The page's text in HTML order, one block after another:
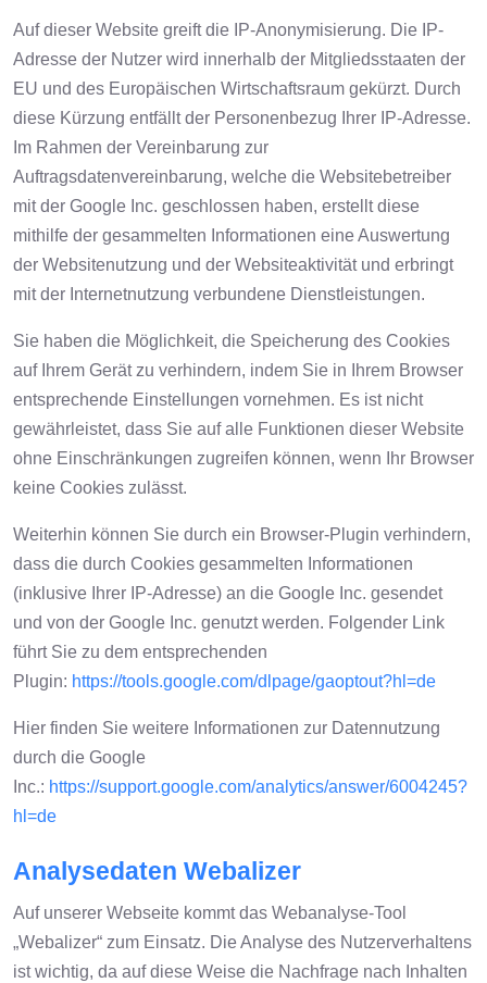
Auf dieser Website greift die IP-Anonymisierung. Die IP-
Adresse der Nutzer wird innerhalb der Mitgliedsstaaten der
EU und des Europäischen Wirtschaftsraum gekürzt. Durch
diese Kürzung entfällt der Personenbezug Ihrer IP-Adresse.
Im Rahmen der Vereinbarung zur
Auftragsdatenvereinbarung, welche die Websitebetreiber
mit der Google Inc. geschlossen haben, erstellt diese
mithilfe der gesammelten Informationen eine Auswertung
der Websitenutzung und der Websiteaktivität und erbringt
mit der Internetnutzung verbundene Dienstleistungen.
Sie haben die Möglichkeit, die Speicherung des Cookies
auf Ihrem Gerät zu verhindern, indem Sie in Ihrem Browser
entsprechende Einstellungen vornehmen. Es ist nicht
gewährleistet, dass Sie auf alle Funktionen dieser Website
ohne Einschränkungen zugreifen können, wenn Ihr Browser
keine Cookies zulässt.
Weiterhin können Sie durch ein Browser-Plugin verhindern,
dass die durch Cookies gesammelten Informationen
(inklusive Ihrer IP-Adresse) an die Google Inc. gesendet
und von der Google Inc. genutzt werden. Folgender Link
führt Sie zu dem entsprechenden
Plugin: https://tools.google.com/dlpage/gaoptout?hl=de
Hier finden Sie weitere Informationen zur Datennutzung
durch die Google
Inc.: https://support.google.com/analytics/answer/6004245?
hl=de
Analysedaten Webalizer
Auf unserer Webseite kommt das Webanalyse-Tool
„Webalizer“ zum Einsatz. Die Analyse des Nutzerverhaltens
ist wichtig, da auf diese Weise die Nachfrage nach Inhalten